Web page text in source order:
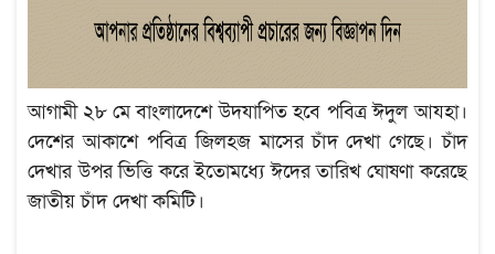
আগামী ২৮ মে বাংলাদেশে উদযাপিত হবে পবিত্র ঈদুল আযহা।
দেশের আকাশে পবিত্র জিলহজ মাসের চাঁদ দেখা গেছে। চাঁদ
দেখার উপর ভিত্তি করে ইতোমধ্যে ঈদের তারিখ ঘোষণা করেছে
জাতীয় চাঁদ দেখা কমিটি।